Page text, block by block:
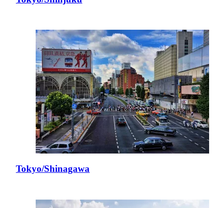
Tokyo/Shinagawa